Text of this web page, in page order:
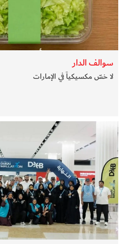
سوالف الدار
لا خسّ مكسيكياً في الإمارات